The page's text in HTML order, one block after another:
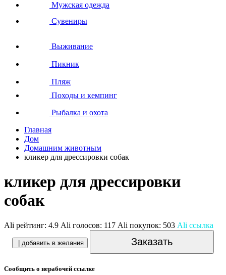
Мужская одежда
Сувениры
Выживание
Пикник
Пляж
Походы и кемпинг
Рыбалка и охота
Главная
Дом
Домашним животным
кликер для дрессировки собак
кликер для дрессировки
собак
Ali рейтинг: 4.9 Ali голосов: 117 Ali покупок: 503 Ali ссылка
| добавить в желания Заказать
Сообщить о нерабочей ссылке